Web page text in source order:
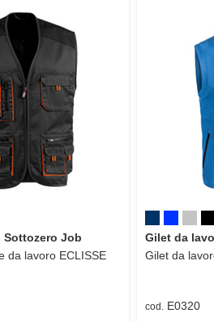
Sottozero Job
da lavoro ECLISSE
Gilet da
Gilet da
cod. E0320